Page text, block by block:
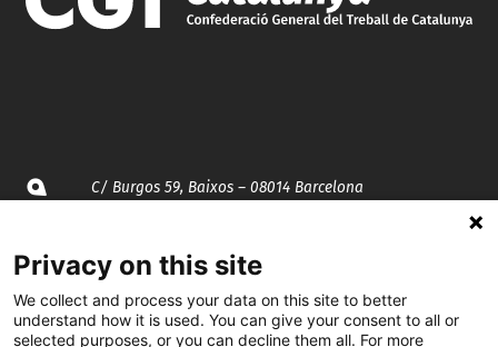
C/ Burgos 59, Baixos – 08014 Barcelona
935 120 481
Privacy on this site
We collect and process your data on this site to better
understand how it is used. You can give your consent to all or
selected purposes, or you can decline them all. For more